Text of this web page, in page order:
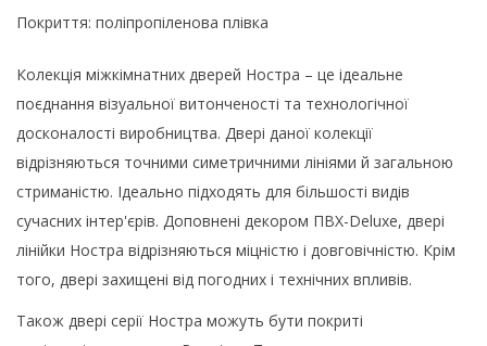
Покриття: поліпропіленова плівка
Колекція міжкімнатних дверей Ностра – це ідеальне
поєднання візуальної витонченості та технологічної
досконалості виробництва. Двері даної колекції
відрізняються точними симетричними лініями й загальною
стриманістю. Ідеально підходять для більшості видів
сучасних інтер'єрів. Доповнені декором ПВХ-Deluxe, двері
лінійки Ностра відрізняються міцністю і довговічністю. Крім
того, двері захищені від погодних і технічних впливів.
Також двері серії Ностра можуть бути покриті